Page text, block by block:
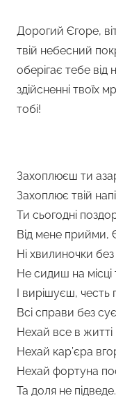
Дорогий Єгоре,
твій небесний
оберігає тебе від
здійсненні твоїх
тобі!
Захоплюєш ти
Захоплює твій
Ти сьогодні
Від мене прийми,
Ні хвилиночки без
Не сидиш на місці
І вирішуєш, честь
Всі справи без
Нехай все в житті
Нехай кар’єра
Нехай фортуна
Та доля не підведе.